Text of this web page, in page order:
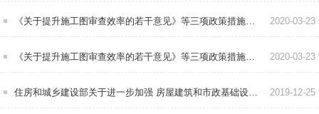
《关于提升施工图审查效率的若干意见》等三项政策措施的政策解读（转） 2020-03-23
《关于提升施工图审查效率的若干意见》等三项政策措施的通知（转） 2020-03-23
住房和城乡建设部关于进一步加强 房屋建筑和市政基础设施工程 招标投标监管的指导意见（转） 2019-12-25